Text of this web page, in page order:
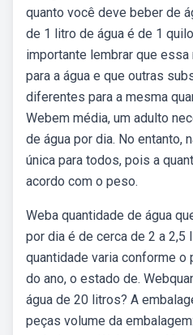
quanto você deve beber de
de 1 litro de água é de 1
importante lembrar que
para a água e que outras
diferentes para a mesma
Webem média, um adulto
de água por dia. No entanto,
única para todos, pois a
acordo com o peso.
Weba quantidade de água
por dia é de cerca de 2 a 2,5
quantidade varia conforme o
do ano, o estado de.
água de 20 litros? A
peças volume da